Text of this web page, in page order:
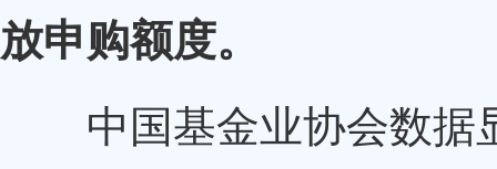
放申购额度。
中国基金业协会数据